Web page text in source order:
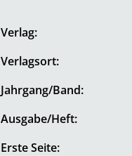
Verlag:
Verlagsort:
Jahrgang/Band:
Ausgabe/Heft:
Erste Seite: